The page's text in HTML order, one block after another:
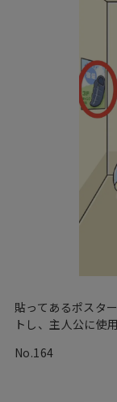
貼ってあるポスタ
トし、主人公に使
No.164